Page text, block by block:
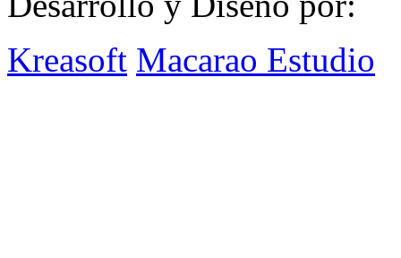
Kreasoft Macarao Estudio